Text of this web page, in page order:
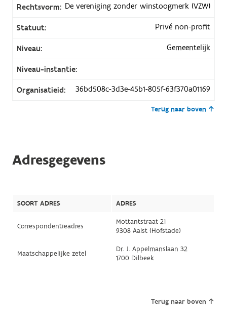
Rechtsvorm: De vereniging zonder winstoogmerk (VZW)
Statuut: Privé non-profit
Niveau: Gemeentelijk
Niveau-instantie:
Organisatieid: 36bd508c-3d3e-45b1-805f-63f370a01169
Terug naar boven
Adresgegevens
SOORT ADRES ADRES
Correspondentieadres
Mottantstraat 21
9308 Aalst (Hofstade)
Maatschappelijke zetel
Dr. J. Appelmanslaan 32
1700 Dilbeek
Terug naar boven